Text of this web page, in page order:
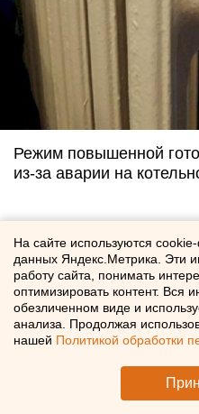
Режим повышенной
из-за аварии на
На сайте используются
данных Яндекс.Метрика. Эти
работу сайта, понимать
оптимизировать контент. Вся
обезличенном виде и
анализа. Продолжая
нашей Политикой обработки